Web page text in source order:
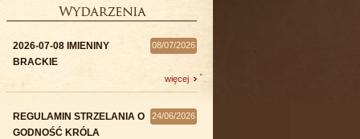
W
2026-07-08 IMIENINY
BRACKIE
08/07/2026
więcej
REGULAMIN STRZELANIA O
GODNOŚĆ KRÓLA
24/06/2026